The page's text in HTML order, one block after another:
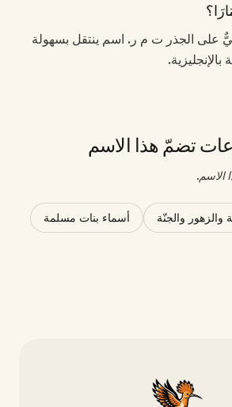
على الجذر ت م ر. اسم ينتقل بسهولة
تضمّ هذا الاسم
الاسم.
والزهور والجنّة أسماء بنات مسلمة